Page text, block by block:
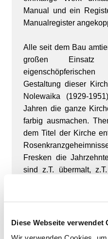
Diese Webseite verwendet
Manual und ein
Manualregister
Alle seit dem Bau
großen
Gestaltung dieser
Nolewaika (1929-
Jahren die ganze
farbig ausmachen.
dem Titel der Kirche
Fresken die
sind z.T. übermalt,
Wand gefallen. Heute
Domkapitular